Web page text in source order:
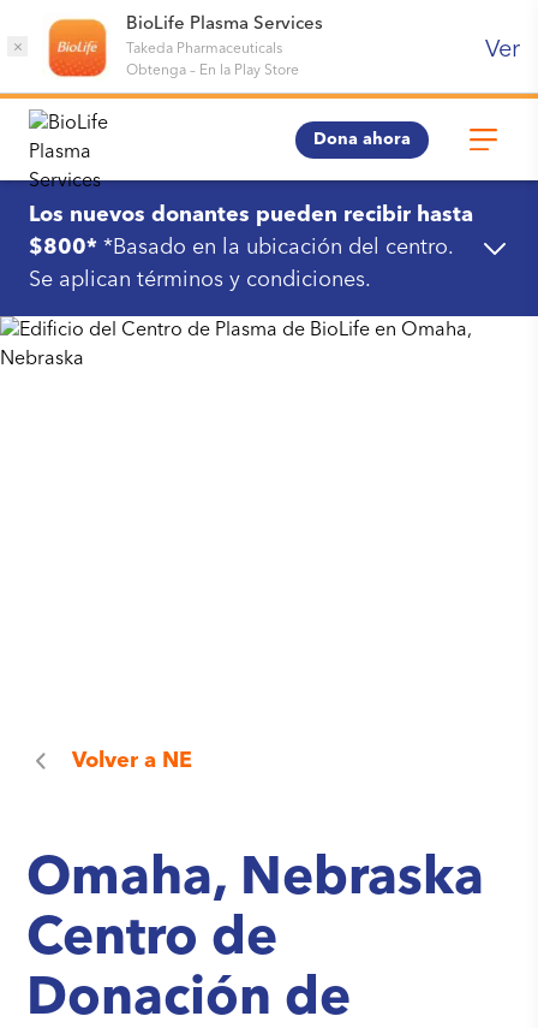
×
BioLife Plasma Services
Takeda Pharmaceuticals
Obtenga– En la Play Store
Ver
Dona ahora
Los nuevos donantes pueden recibir hasta
$800* *Basado en la ubicación del centro.
Se aplican términos y condiciones.
Volver a NE
Omaha, Nebraska
Centro de
Donación de